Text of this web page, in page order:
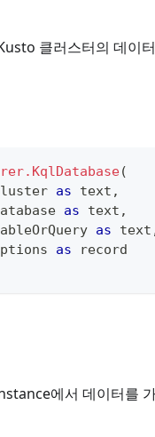
클러스터의 데이
(
as text ,
as text ,
as text
as
record
에서 데이터를